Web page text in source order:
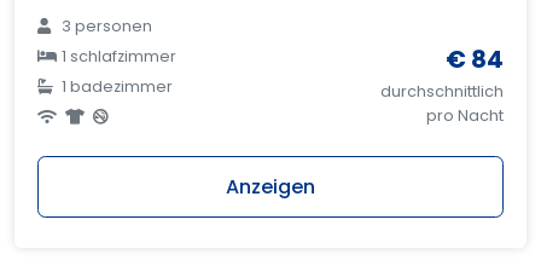
3 personen
1 schlafzimmer
1 badezimmer
€ 84
durchschnittlich
pro Nacht
Anzeigen